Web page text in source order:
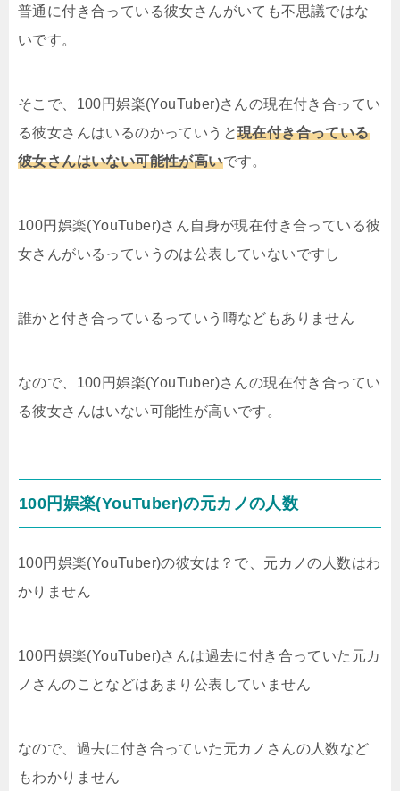
普通に付き合っている彼女さんがいても不思議ではな
いです。
そこで、100円娯楽(YouTuber)さんの現在付き合ってい
る彼女さんはいるのかっていうと現在付き合っている
彼女さんはいない可能性が高いです。
100円娯楽(YouTuber)さん自身が現在付き合っている彼
女さんがいるっていうのは公表していないですし
誰かと付き合っているっていう噂などもありません
なので、100円娯楽(YouTuber)さんの現在付き合ってい
る彼女さんはいない可能性が高いです。
100円娯楽(YouTuber)の元カノの人数
100円娯楽(YouTuber)の彼女は？で、元カノの人数はわ
かりません
100円娯楽(YouTuber)さんは過去に付き合っていた元カ
ノさんのことなどはあまり公表していません
なので、過去に付き合っていた元カノさんの人数など
もわかりません